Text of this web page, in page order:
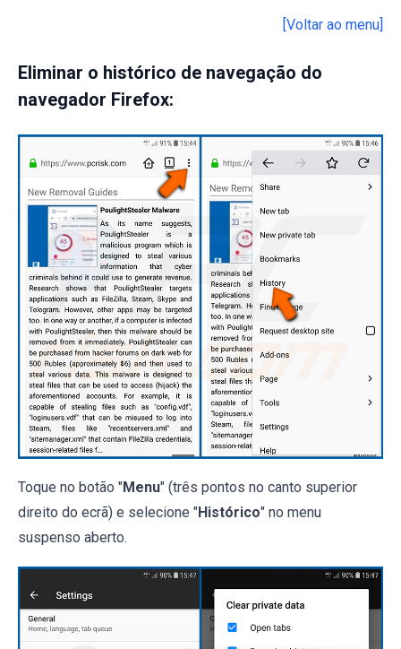
[Voltar ao menu]
Eliminar o histórico de navegação do
navegador Firefox:
Toque no botão "Menu" (três pontos no canto superior
direito do ecrã) e selecione "Histórico" no menu
suspenso aberto.